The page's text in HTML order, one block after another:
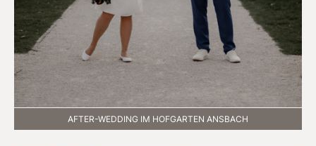
AFTER-WEDDING IM HOFGARTEN ANSBACH